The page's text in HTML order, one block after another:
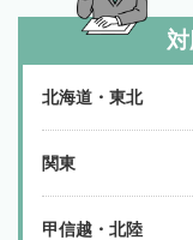
北海道・東北
関東
甲信越・北陸